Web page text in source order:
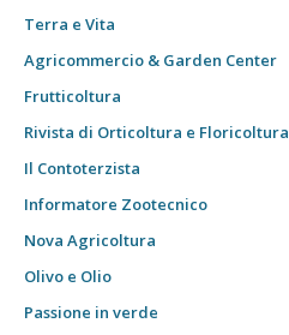
Terra e Vita
Agricommercio & Garden Center
Frutticoltura
Rivista di Orticoltura e Floricoltura
Il Contoterzista
Informatore Zootecnico
Nova Agricoltura
Olivo e Olio
Passione in verde